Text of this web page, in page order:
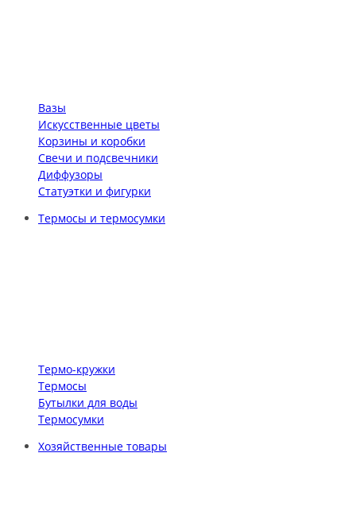
Вазы
Искусственные цветы
Корзины и коробки
Свечи и подсвечники
Диффузоры
Статуэтки и фигурки
Термосы и термосумки
Термо-кружки
Термосы
Бутылки для воды
Термосумки
Хозяйственные товары